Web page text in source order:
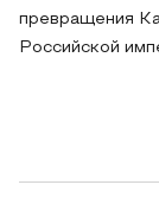
превращения
Российской